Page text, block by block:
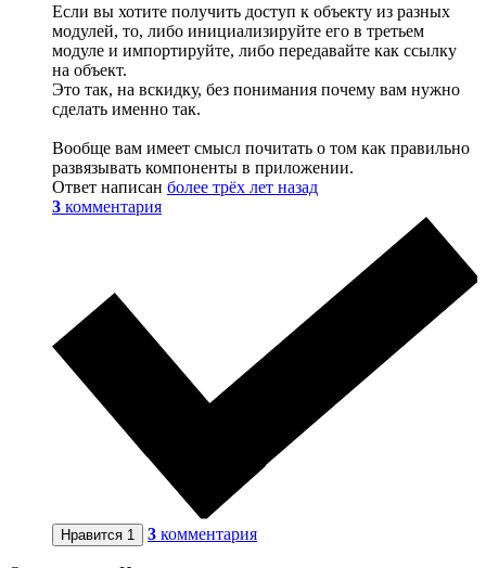
Если вы хотите получить доступ к объекту из разных
модулей, то, либо инициализируйте его в третьем
модуле и импортируйте, либо передавайте как ссылку
на объект.
Это так, на вскидку, без понимания почему вам нужно
сделать именно так.
Вообще вам имеет смысл почитать о том как правильно
развязывать компоненты в приложении.
Ответ написан более трёх лет назад
3 комментария
Нравится 1 3 комментария